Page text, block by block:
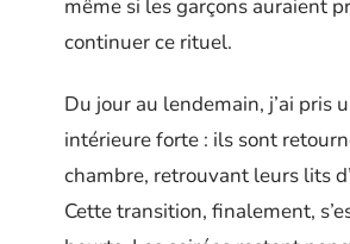
même si les garçons auraient
continuer ce rituel.
Du jour au lendemain, j’ai pris
intérieure forte : ils sont
chambre, retrouvant leurs lits
Cette transition, finalement,